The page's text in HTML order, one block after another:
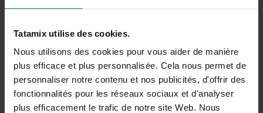
Tatamix utilise des cookies.
Nous utilisons des cookies pour vous aider de manière
plus efficace et plus personnalisée. Cela nous permet de
personnaliser notre contenu et nos publicités, d'offrir des
fonctionnalités pour les réseaux sociaux et d'analyser
plus efficacement le trafic de notre site Web. Nous
Poids 1 kg (each)
Pallet: 105x105cm, H. max 220cm –
Box: 105x105cm, H. max 50cm
Toxicité Non toxique selon EN71
Anti-feu Efl – Selon la norme 13501, partie 1